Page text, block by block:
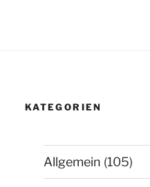
KATEGORIEN
Allgemein (105)